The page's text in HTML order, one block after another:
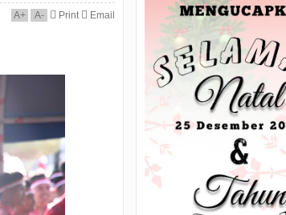
A+ A- Print
Email